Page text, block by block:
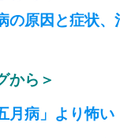
の原因と症状
から＞
月病」より怖い